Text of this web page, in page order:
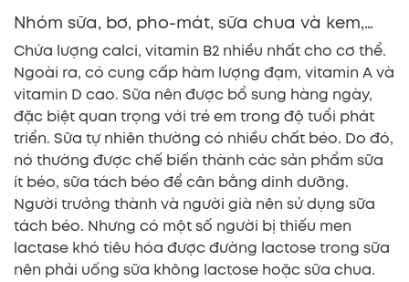
Nhóm sữa, bơ, pho-mát, sữa chua và kem,…
Chứa lượng calci, vitamin B2 nhiều nhất cho cơ thể.
Ngoài ra, có cung cấp hàm lượng đạm, vitamin A và
vitamin D cao. Sữa nên được bổ sung hàng ngày,
đặc biệt quan trọng với trẻ em trong độ tuổi phát
triển. Sữa tự nhiên thường có nhiều chất béo. Do đó,
nó thường được chế biến thành các sản phẩm sữa
ít béo, sữa tách béo để cân bằng dinh dưỡng.
Người trưởng thành và người già nên sử dụng sữa
tách béo. Nhưng có một số người bị thiếu men
lactase khó tiêu hóa được đường lactose trong sữa
nên phải uống sữa không lactose hoặc sữa chua.